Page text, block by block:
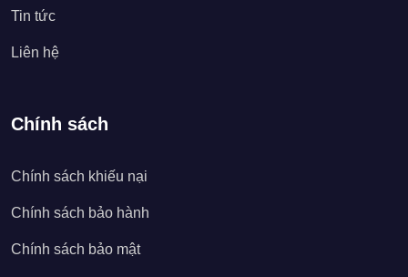
Tin tức
Liên hệ
Chính sách
Chính sách khiếu nại
Chính sách bảo hành
Chính sách bảo mật